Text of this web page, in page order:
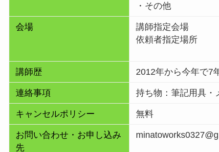
・その他
会場
講師指定会場
依頼者指定場所
講師歴 2012年から今年で7
連絡事項 持ち物：筆記用具・
キャンセルポリシー 無料
お問い合わせ・お申し込み
先